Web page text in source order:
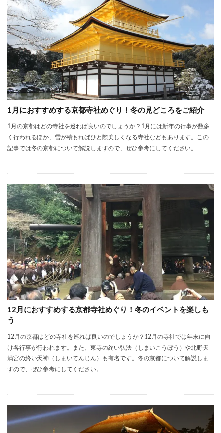
1月におすすめする京都寺社めぐり！冬の見どころをご紹介
1月の京都はどの寺社を巡れば良いのでしょうか？1月には新年の行事が数多
く行われるほか、雪が積もればひと際美しくなる寺社などもあります。この
記事では冬の京都について解説しますので、ぜひ参考にしてください。
12月におすすめする京都寺社めぐり！冬のイベントを楽しも
う
12月の京都はどの寺社を巡れば良いのでしょうか？12月の寺社では年末に向
け各行事が行われます。また、東寺の終い弘法（しまいこうぼう）や北野天
満宮の終い天神（しまいてんじん）も有名です。冬の京都について解説しま
すので、ぜひ参考にしてください。